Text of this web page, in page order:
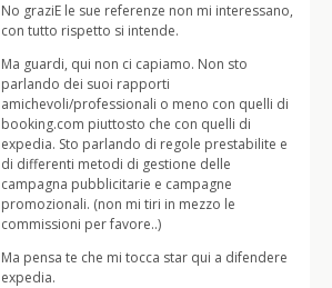
No graziE le sue referenze non mi interessano,
con tutto rispetto si intende.
Ma guardi, qui non ci capiamo. Non sto
parlando dei suoi rapporti
amichevoli/professionali o meno con quelli di
booking.com piuttosto che con quelli di
expedia. Sto parlando di regole prestabilite e
di differenti metodi di gestione delle
campagna pubblicitarie e campagne
promozionali. (non mi tiri in mezzo le
commissioni per favore..)
Ma pensa te che mi tocca star qui a difendere
expedia.